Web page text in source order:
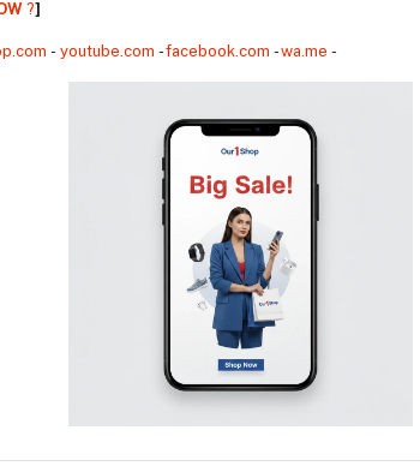
?️]
- youtube.com -facebook.com -wa.me -